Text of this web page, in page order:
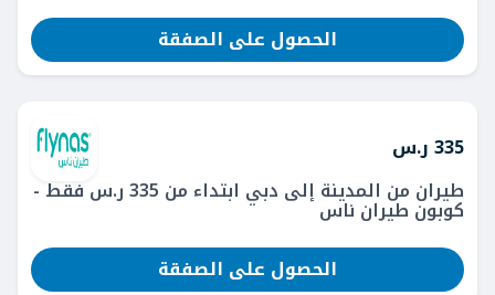
الحصول على الصفقة
335 ر.س
طيران من المدينة إلى دبي ابتداء من 335 ر.س فقط -
كوبون طيران ناس
الحصول على الصفقة